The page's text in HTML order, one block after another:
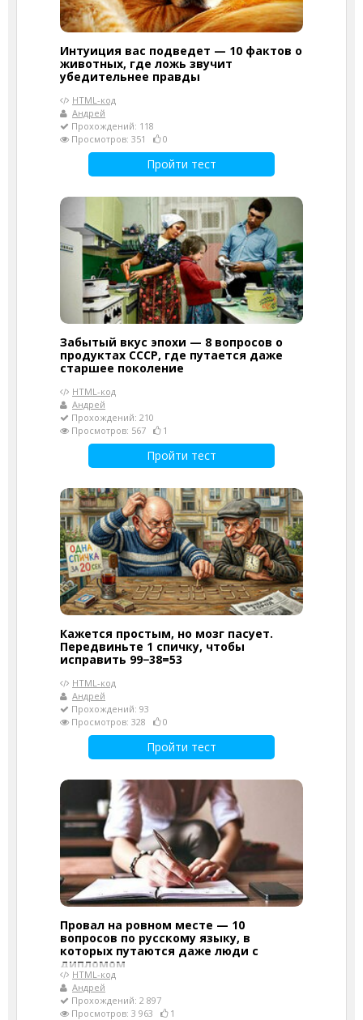
Интуиция вас подведет — 10 фактов о
животных, где ложь звучит
убедительнее правды
HTML-код
Андрей
Прохождений: 118
Просмотров: 351
0
Пройти тест
Забытый вкус эпохи — 8 вопросов о
продуктах СССР, где путается даже
старшее поколение
HTML-код
Андрей
Прохождений: 210
Просмотров: 567
1
Пройти тест
Кажется простым, но мозг пасует.
Передвиньте 1 спичку, чтобы
исправить 99−38=53
HTML-код
Андрей
Прохождений: 93
Просмотров: 328
0
Пройти тест
Провал на ровном месте — 10
вопросов по русскому языку, в
которых путаются даже люди с
дипломом
HTML-код
Андрей
Прохождений: 2 897
Просмотров: 3 963
1